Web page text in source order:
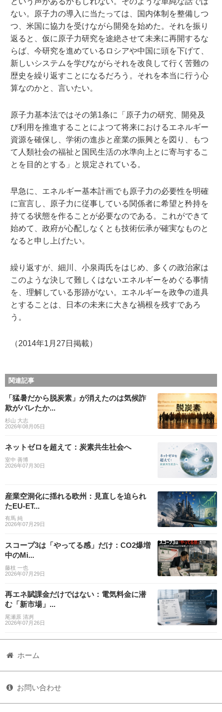
ない。原子力の導入に当たっては、国内体制を整備しつ
つ、米国に協力を受けながら開発を始めた。それを振り
返ると、仮に原子力研究を途絶させて未来に再開するな
らば、今研究を進めているロシアや中国に頭を下げて、
新しいシステムを学びながらそれを改良して行く苦難の
歴史を繰り返すことになるだろう。それを本当に行う心
算なのかと、言いたい。
原子力基本法ではその第1条に「原子力の研究、開発及
び利用を推進することによつて将来におけるエネルギー
資源を確保し、学術の進歩と産業の振興とを図り、もつ
て人類社会の福祉と国民生活の水準向上とに寄与するこ
とを目的とする」と規定されている。
早急に、エネルギー基本計画でも原子力の必要性を明確
に宣言し、原子力に従事している関係者に希望と矜持を
持てる状態を作ることが必要なのである。これができて
始めて、政府が心配しなくとも技術伝承が確実なものと
なると申し上げたい。
繰り返すが、細川、小泉両氏をはじめ、多くの政治家は
このような決して難しくはないエネルギーをめぐる事情
を、理解している形跡がない。エネルギーを政争の道具
とすることは、日本の未来に大きな禍根を残すであろ
う。
（2014年1月27日掲載）
関連記事
「猛暑だから脱炭素」が消えたのは気候詐
欺がバレたか...
杉山 大志
2026年08月05日
ネットゼロを超えて：炭素共生社会へ
室中 善博
2026年07月30日
産業空洞化に揺れる欧州：見直しを迫られ
たEU-ET...
有馬 純
2026年07月29日
スコープ3は「やってる感」だけ：CO2爆増
中のMi...
藤枝 一也
2026年07月29日
再エネ賦課金だけではない：電気料金に潜
む「新市場」...
尾瀬原 清冽
2026年07月26日
ホーム
お問い合わせ